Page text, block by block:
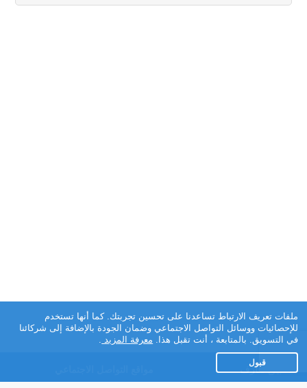
to
تطبيق تعارف
ملفات تعريف الارتباط تساعدنا على تحسين تجربتك. كما أنها تستخدم
للإحصائيات ووسائل التواصل الاجتماعي وضمان الجودة بالإضافة إلى شركائنا
في التسويق. بالمتابعة ، أنت تقبل هذا. معرفة المزيد .
قبول